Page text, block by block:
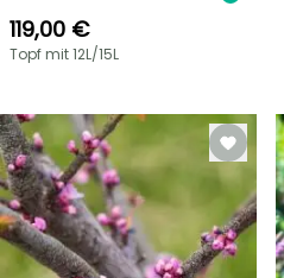
119,00 €
Topf mit 12L/15L